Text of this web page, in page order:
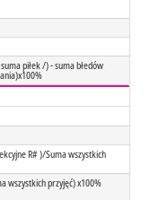
piłek /) - suma błedów
R# )/Suma wszystkich
wszystkich przyjęć) x100%